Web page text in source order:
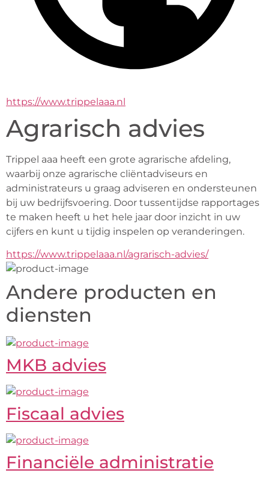
https://www.trippelaaa.nl
Agrarisch advies
Trippel aaa heeft een grote agrarische afdeling,
waarbij onze agrarische cliëntadviseurs en
administrateurs u graag adviseren en ondersteunen
bij uw bedrijfsvoering. Door tussentijdse rapportages
te maken heeft u het hele jaar door inzicht in uw
cijfers en kunt u tijdig inspelen op veranderingen.
https://www.trippelaaa.nl/agrarisch-advies/
Andere producten en
diensten
MKB advies
Fiscaal advies
Financiële administratie